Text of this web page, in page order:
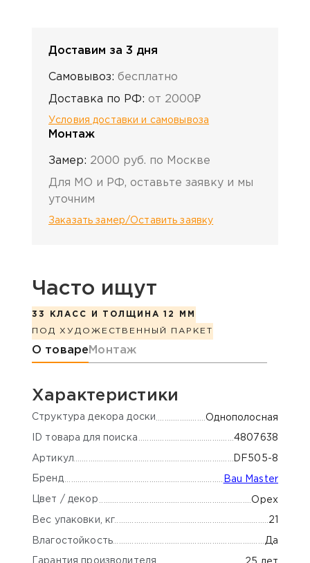
Доставим за 3 дня
Самовывоз: бесплатно
Доставка по РФ: от 2000₽
Условия доставки и самовывоза
Монтаж
Замер: 2000 руб. по Москве
Для МО и РФ, оставьте заявку и мы
уточним
Заказать замер/Оставить заявку
Часто ищут
33 КЛАСС И ТОЛЩИНА 12 ММ
ПОД ХУДОЖЕСТВЕННЫЙ ПАРКЕТ
Информация о товаре
О товаре Монтаж
Характеристики
Cтруктура декора доски Однополосная
ID товара для поиска 4807638
Артикул DF505-8
Бренд Bau Master
Цвет / декор Орех
Вес упаковки, кг 21
Влагостойкость Да
Гарантия производителя